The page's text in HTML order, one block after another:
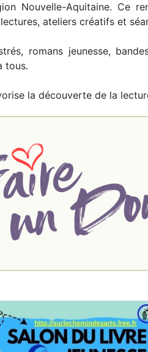
Nouvelle-Aquitaine. Ce
ateliers créatifs et
romans jeunesse,
tous.
la découverte de la